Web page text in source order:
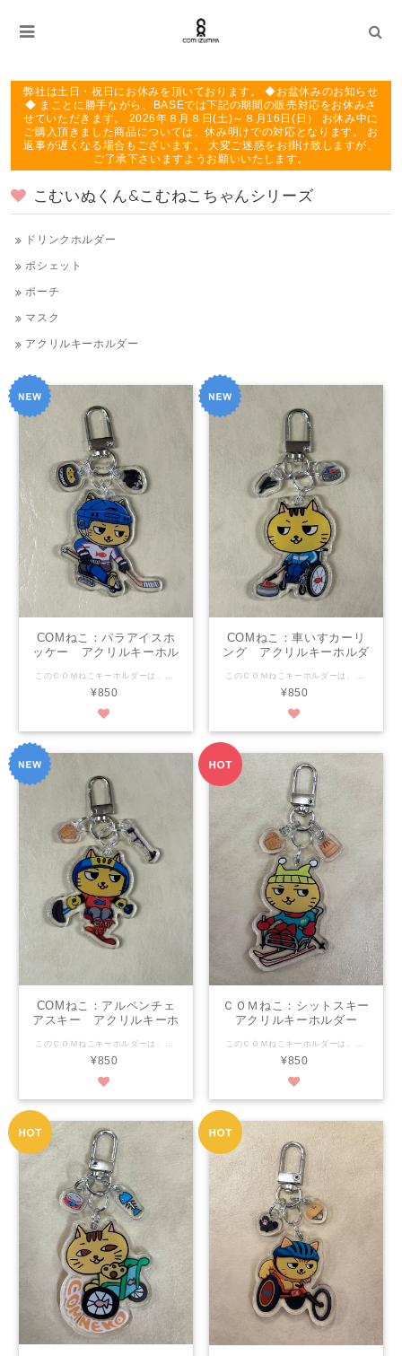
弊社は土日・祝日にお休みを頂いております。 ◆お盆休みのお知らせ
◆ まことに勝手ながら、BASEでは下記の期間の販売対応をお休みさ
せていただきます。 2026年８月８日(土)～８月16日(日） お休み中に
ご購入頂きました商品については、休み明けでの対応となります。 お
返事が遅くなる場合もございます。 大変ご迷惑をお掛け致しますが、
ご了承下さいますようお願いいたします。
こむいぬくん&こむねこちゃんシリーズ
ドリンクホルダー
ポシェット
ポーチ
マスク
アクリルキーホルダー
COMねこ：パラアイスホ
ッケー アクリルキーホル
¥850
COMねこ：車いすカーリ
ング アクリルキーホルダ
¥850
COMねこ：アルペンチェ
アスキー アクリルキーホ
¥850
ＣＯＭねこ：シットスキー
アクリルキーホルダー
¥850